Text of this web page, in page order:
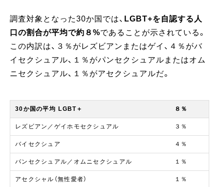
調査対象となった30か国では、 LGBT+を自認する人
口の割合が平均で約８%であることが示されている。
この内訳は、３％がレズビアンまたはゲイ、４％がバ
イセクシュアル、１％がパンセクシュアルまたはオム
ニセクシュアル、１％がアセクシュアルだ。
30か国の平均 LGBT＋ ８％
レズビアン／ゲイホモセクシュアル ３％
バイセクシュア ４％
パンセクシュアル／オムニセクシュアル １％
アセクシャル（無性愛者） １％